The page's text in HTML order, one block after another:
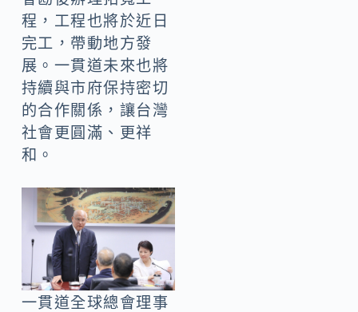
程，工程也將於近日
完工，帶動地方發
展。一貫道未來也將
持續與市府保持密切
的合作關係，讓台灣
社會更圓滿、更祥
和。
一貫道全球總會理事